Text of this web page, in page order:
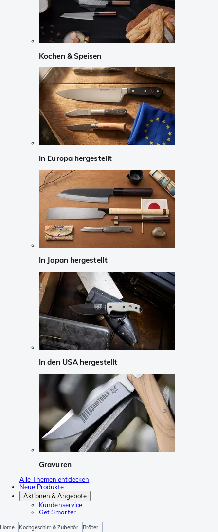
Kochen & Speisen
In Europa hergestellt
In Japan hergestellt
In den USA hergestellt
Gravuren
Alle Themen entdecken
Neue Produkte
Aktionen & Angebote
Kundenservice
Get Smarter
Home Kochgeschirr & Zubehör
Bräter